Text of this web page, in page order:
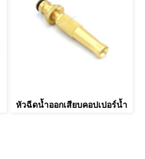
หัวฉีดน้ำออกเสียบคอปเปอร์น้ำ